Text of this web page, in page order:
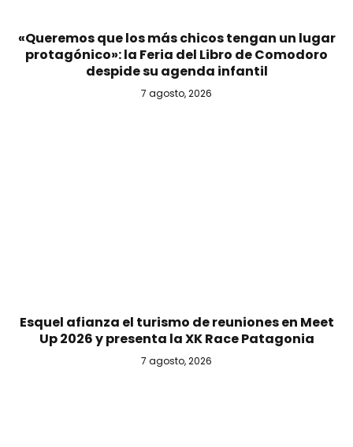
«Queremos que los más chicos tengan un lugar
protagónico»: la Feria del Libro de Comodoro
despide su agenda infantil
7 agosto, 2026
Esquel afianza el turismo de reuniones en Meet
Up 2026 y presenta la XK Race Patagonia
7 agosto, 2026